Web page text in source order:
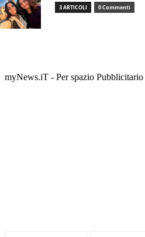
3 ARTICOLI 0 Commenti
myNews.iT - Per spazio